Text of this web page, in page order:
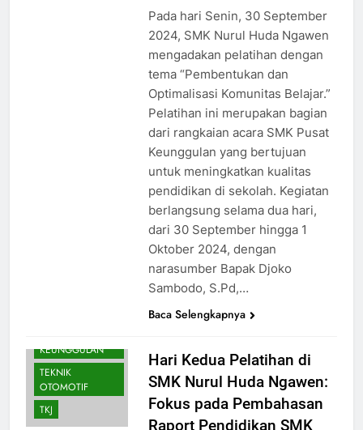
Pada hari Senin, 30 September
2024, SMK Nurul Huda Ngawen
mengadakan pelatihan dengan
tema “Pembentukan dan
Optimalisasi Komunitas Belajar.”
Pelatihan ini merupakan bagian
dari rangkaian acara SMK Pusat
Keunggulan yang bertujuan
untuk meningkatkan kualitas
pendidikan di sekolah. Kegiatan
berlangsung selama dua hari,
dari 30 September hingga 1
Oktober 2024, dengan
narasumber Bapak Djoko
Sambodo, S.Pd,…
Baca Selengkapnya
KEUNGGULAN
TEKNIK
OTOMOTIF
TKJ
Hari Kedua Pelatihan di
SMK Nurul Huda Ngawen:
Fokus pada Pembahasan
Raport Pendidikan SMK